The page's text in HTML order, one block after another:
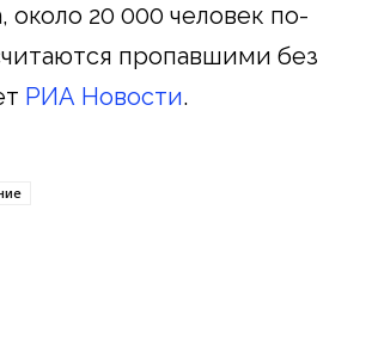
около 20 000 человек по-
пропавшими без
РИА Новости.